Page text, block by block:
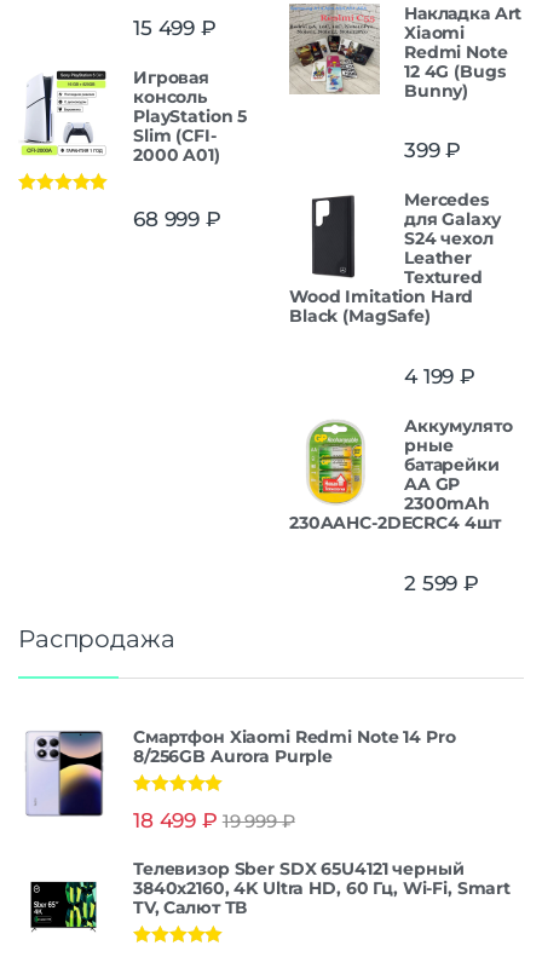
15 499 ₽
Игровая
консоль
PlayStation 5
Slim (CFI-
2000 A01)
68 999 ₽
Накладка Art
Xiaomi
Redmi Note
12 4G (Bugs
Bunny)
399₽
Mercedes
для Galaxy
S24 чехол
Leather
Textured
Wood Imitation Hard
Black (MagSafe)
4 199 ₽
Аккумулято
рные
батарейки
AA GP
2300mAh
230AAHC-2DECRC4 4шт
2 599 ₽
Распродажа
Смартфон Xiaomi Redmi Note 14 Pro
8/256GB Aurora Purple
из 5
18 499 ₽ 19 999₽
Телевизор Sber SDX 65U4121 черный
3840x2160, 4K Ultra HD, 60 Гц, Wi-Fi, Smart
TV, Салют ТВ